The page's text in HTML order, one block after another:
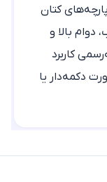
کتان
بالا و
کاربرد
دکمه‌دار یا
انواع شلوار،